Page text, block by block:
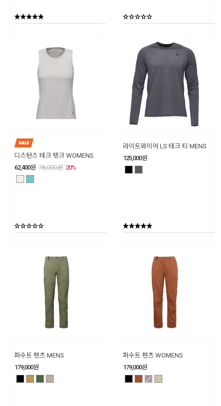
디스턴스 테크 탱크 WOMENS
62,400원 78,000원 20%
라이트와이어 LS 테크 티 MENS
125,000원
퍼수트 팬츠 MENS
179,000원
퍼수트 팬츠 WOMENS
179,000원